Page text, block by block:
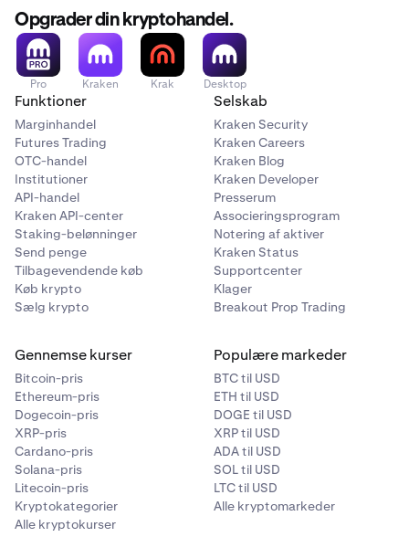
Opgrader din kryptohandel.
Pro Kraken Krak Desktop
Funktioner
Marginhandel
Futures Trading
OTC-handel
Institutioner
API-handel
Kraken API-center
Staking-belønninger
Send penge
Tilbagevendende køb
Køb krypto
Sælg krypto
Selskab
Kraken Security
Kraken Careers
Kraken Blog
Kraken Developer
Presserum
Associeringsprogram
Notering af aktiver
Kraken Status
Supportcenter
Klager
Breakout Prop Trading
Gennemse kurser
Bitcoin-pris
Ethereum-pris
Dogecoin-pris
XRP-pris
Cardano-pris
Solana-pris
Litecoin-pris
Kryptokategorier
Alle kryptokurser
Populære markeder
BTC til USD
ETH til USD
DOGE til USD
XRP til USD
ADA til USD
SOL til USD
LTC til USD
Alle kryptomarkeder